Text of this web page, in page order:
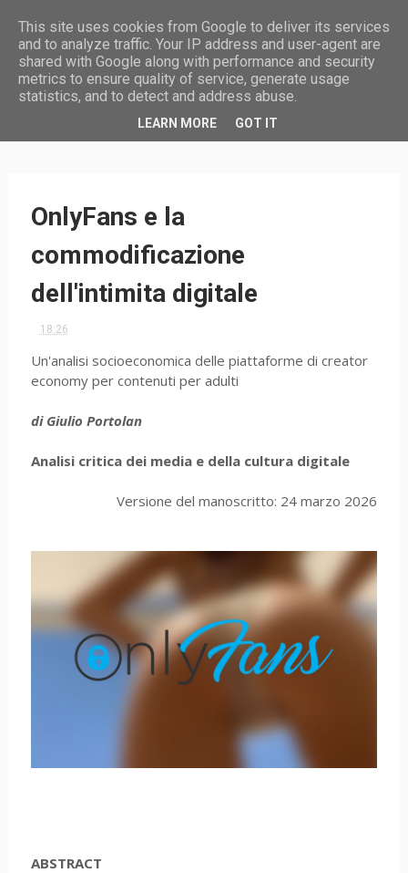
HOME
OnlyFans e la
commodificazione
dell'intimita digitale
18:26
Un'analisi socioeconomica delle piattaforme di creator
economy per contenuti per adulti
di Giulio Portolan
Analisi critica dei media e della cultura digitale
Versione del manoscritto: 24 marzo 2026
ABSTRACT
This site uses cookies from Google to deliver its services
and to analyze traffic. Your IP address and user-agent are
shared with Google along with performance and security
metrics to ensure quality of service, generate usage
statistics, and to detect and address abuse.
LEARN MORE GOT IT